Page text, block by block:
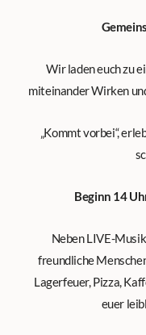
Wir laden euch zu
miteinander Wirken
„Kommt vorbei“,
Beginn 14
Neben LIVE-
freundliche
Lagerfeuer, Pizza,
euer